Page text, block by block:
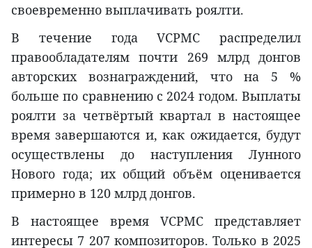
своевременно выплачивать роялти.
В течение года VCPMC распределил
правообладателям почти 269 млрд донгов
авторских вознаграждений, что на 5 %
больше по сравнению с 2024 годом. Выплаты
роялти за четвёртый квартал в настоящее
время завершаются и, как ожидается, будут
осуществлены до наступления Лунного
Нового года; их общий объём оценивается
примерно в 120 млрд донгов.
В настоящее время VCPMC представляет
интересы 7 207 композиторов. Только в 2025